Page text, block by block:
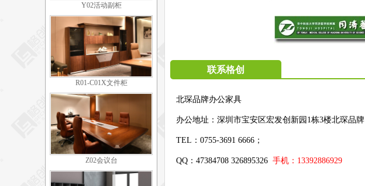
Y02活动副柜
R01-C01X文件柜
Z02会议台
联系格创
北琛品牌办公家具
办公地址： 深圳市宝安区宏发创新园1栋3楼北琛品牌
TEL：0755-3691 6666；
QQ：47384708 326895326 手机：13392886929